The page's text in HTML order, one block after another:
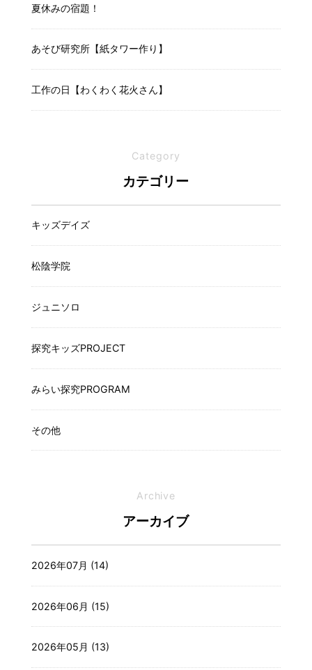
夏休みの宿題！
あそび研究所【紙タワー作り】
工作の日【わくわく花火さん】
Category
カテゴリー
キッズデイズ
松陰学院
ジュニソロ
探究キッズPROJECT
みらい探究PROGRAM
その他
Archive
アーカイブ
2026年07月 (14)
2026年06月 (15)
2026年05月 (13)